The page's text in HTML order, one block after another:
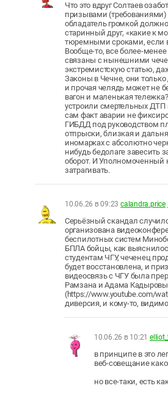
Что это вдруг Солтаев
призывами (требованиями)
обладатель громкой
старинный друг, «какие к
тюремными сроками, если
Вообще-то, все более-
связаны с нынешними
экстремистскую статью,
Законы в Чечне, они
и прочая челядь может не
вагон и маленькая
устроили смертельных ДТП
сам факт аварии не
ГИБДД под руководством
отпрыски, близкая и
иномарках с абсолютно
нибудь бедолаге завесить
оборот. И Уполномоченный
затрагивать.
10.06.26 в 09:23 calandra.price
Серьёзный скандал
организована
беспилотных систем
БПЛА бойцы, как
студентам ЧГУ, чеченец
будет восстановлена, и
видеосвязь с ЧГУ была
Рамзана и Адама
(https://www.youtube.com/
диверсия, и кому-то,
10.06.26 в 10:21
в принципе в это
веб-совещание
но все-таки, есть